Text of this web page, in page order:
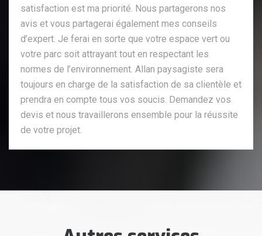
satisfaction est ma priorité. Nous partagerons nos
avis et vous partagerai également mes conseils
d’expert. Je ferai en sorte que votre espace vert ou
votre parc soit attrayant tout en respectant les
normes de l’environnement. Allan paysagiste sera
toujours en charge de la satisfaction de sa clientèle et
prendra en compte tous vos soucis. Demandez vos
devis et nous travaillerons ensemble pour la réussite
de votre projet.